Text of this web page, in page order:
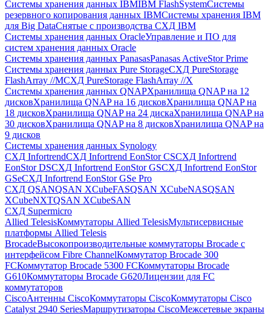
Системы хранения данных IBMIBM FlashSystemСистемы
резервного копирования данных IBMСистемы хранения IBM
для Big DataСнятые с производства СХД IBM
Системы хранения данных OracleУправление и ПО для
систем хранения данных Oracle
Системы хранения данных PanasasPanasas ActiveStor Prime
Системы хранения данных Pure StorageСХД PureStorage
FlashArray //MСХД PureStorage FlashArray //X
Системы хранения данных QNAPХранилища QNAP на 12
дисковХранилища QNAP на 16 дисковХранилища QNAP на
18 дисковХранилища QNAP на 24 дискаХранилища QNAP на
30 дисковХранилища QNAP на 8 дисковХранилища QNAP на
9 дисков
Системы хранения данных Synology
СХД InfortrendСХД Infortrend EonStor CSСХД Infortrend
EonStor DSСХД Infortrend EonStor GSСХД Infortrend EonStor
GSeСХД Infortrend EonStor GSe Pro
СХД QSANQSAN XCubeFASQSAN XCubeNASQSAN
XCubeNXTQSAN XCubeSAN
СХД Supermicro
Allied TelesisКоммутаторы Allied TelesisМультисервисные
платформы Allied Telesis
BrocadeВысокопроизводительные коммутаторы Brocade с
интерфейсом Fibre ChannelКоммутатор Brocade 300
FCКоммутатор Brocade 5300 FCКоммутаторы Brocade
G610Коммутаторы Brocade G620Лицензии для FC
коммутаторов
CiscoАнтенны CiscoКоммутаторы CiscoКоммутаторы Cisco
Catalyst 2940 SeriesМаршрутизаторы CiscoМежсетевые экраны